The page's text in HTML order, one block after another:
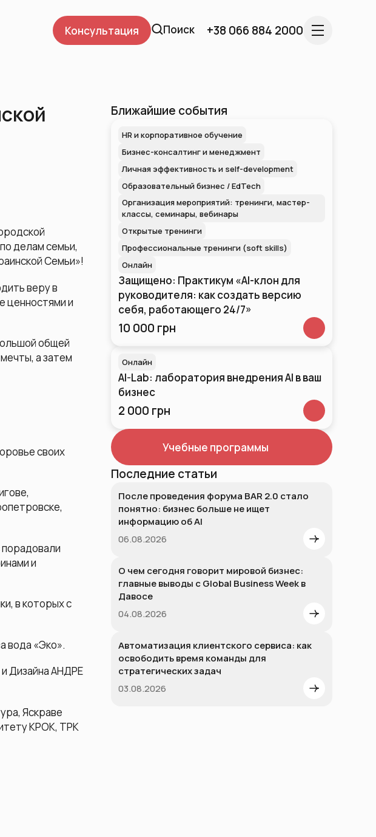
Консультация Поиск +38 066 884 2000
делам семьи,
Семьи»!
веру в
ценностями и
общей
а затем
своих
и
в которых с
вода «Эко».
Дизайна АНДРЕ
Яскраве
КРОК, ТРК
Ближайшие события
HR и корпоративное обучение
Бизнес-консалтинг и менеджмент
Личная эффективность и self-development
Образовательный бизнес / EdTech
Организация мероприятий: тренинги, мастер-
классы, семинары, вебинары
Открытые тренинги
Профессиональные тренинги (soft skills)
Онлайн
Защищено: Практикум «AI-клон для
руководителя: как создать версию
себя, работающего 24/7»
10 000 грн
Онлайн
AI-Lab: лаборатория внедрения AI в ваш
бизнес
2 000 грн
Учебные программы
Последние статьи
После проведения форума BAR 2.0 стало
понятно: бизнес больше не ищет
информацию об AI
06.08.2026
О чем сегодня говорит мировой бизнес:
главные выводы с Global Business Week в
Давосе
04.08.2026
Автоматизация клиентского сервиса: как
освободить время команды для
стратегических задач
03.08.2026